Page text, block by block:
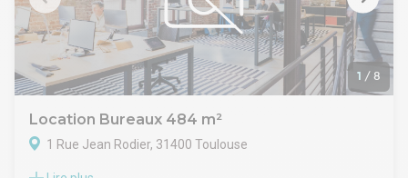
1 / 8
Location Bureaux 484 m²
1 Rue Jean Rodier, 31400 Toulouse